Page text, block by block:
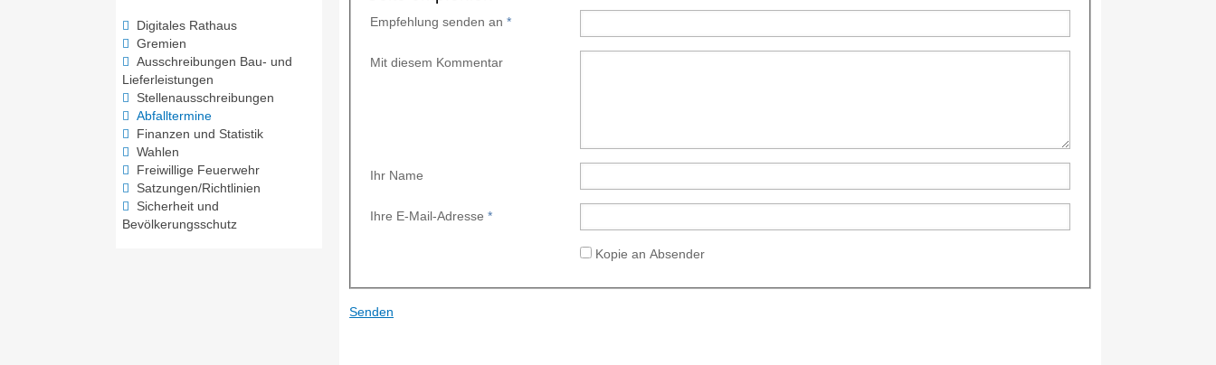
Digitales Rathaus
Gremien
Ausschreibungen Bau- und
Lieferleistungen
Stellenausschreibungen
Abfalltermine
Finanzen und Statistik
Wahlen
Freiwillige Feuerwehr
Satzungen/Richtlinien
Sicherheit und
Bevölkerungsschutz
Empfehlung senden an *
Mit diesem Kommentar
Ihr Name
Ihre E-Mail-Adresse *
Kopie an Absender